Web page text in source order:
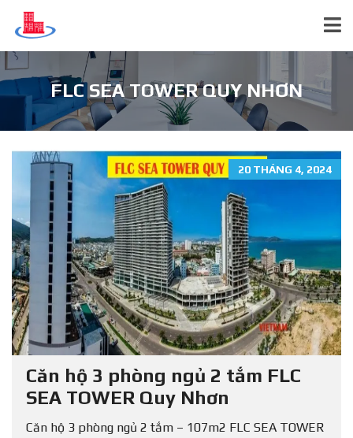
FLC SEA TOWER QUY NHƠN
20 THÁNG 4, 2024
Căn hộ 3 phòng ngủ 2 tắm FLC
SEA TOWER Quy Nhơn
Căn hộ 3 phòng ngủ 2 tắm – 107m2 FLC SEA TOWER